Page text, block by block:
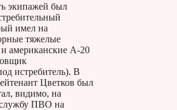
экипажей был
имел на
тяжелые
американские А-20
истребитель). В
Цветков был
видимо, на
ПВО на